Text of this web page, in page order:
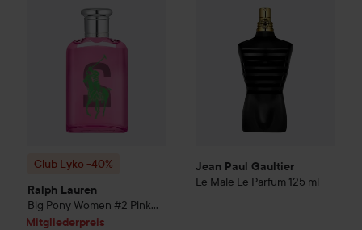
Club Lyko -40%
Ralph Lauren
Big PonyWomen #2 Pink
Eau de Toilette
Mitgliederpreis
Jean Paul Gaultier
Le Male Le Parfum 125 ml